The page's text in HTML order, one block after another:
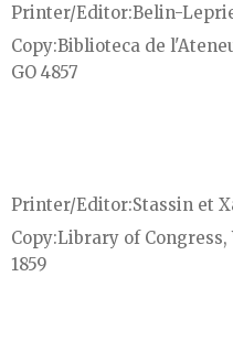
Printer/Editor Belin-
Copy Biblioteca de
GO 4857
Printer/Editor Stassin et
Copy Library of Congress,
1859